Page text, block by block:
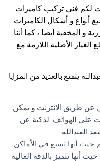
لكم فني تركيب كاميرات
أنواع و أشكال الكاميرات
و المخفية أيضا ، كما أننا
الأصلية اللازمة مع
يتمتع بالعديد من المزايا
عن طريق الانترنت و يمكن
على الهواتف الذكية عن
العبدالله .
أنها تتسع في الأماكن
أنها تتميز بالدقة العالية